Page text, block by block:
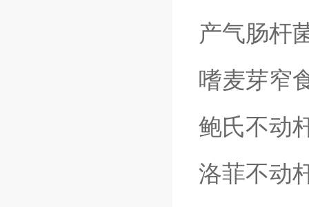
产气肠杆
嗜麦芽窄
鲍氏不动
洛菲不动